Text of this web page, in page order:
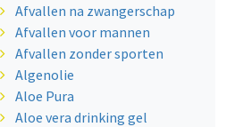
Afvallen na zwangerschap
Afvallen voor mannen
Afvallen zonder sporten
Algenolie
Aloe Pura
Aloe vera drinking gel